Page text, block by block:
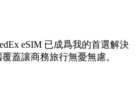
eSIM 已成爲我的首選解決
蓋讓商務旅行無憂無慮。